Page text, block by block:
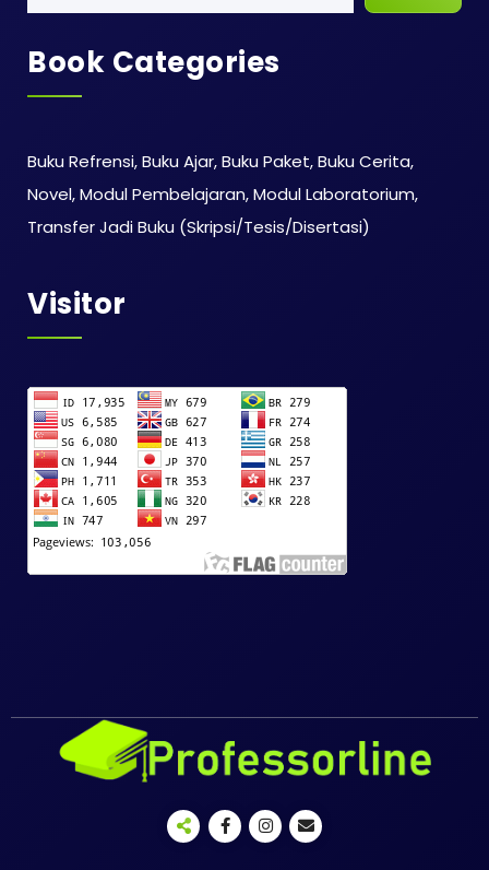
Book Categories
Buku Refrensi, Buku Ajar, Buku Paket, Buku Cerita,
Novel, Modul Pembelajaran, Modul Laboratorium,
Transfer Jadi Buku (Skripsi/Tesis/Disertasi)
Visitor